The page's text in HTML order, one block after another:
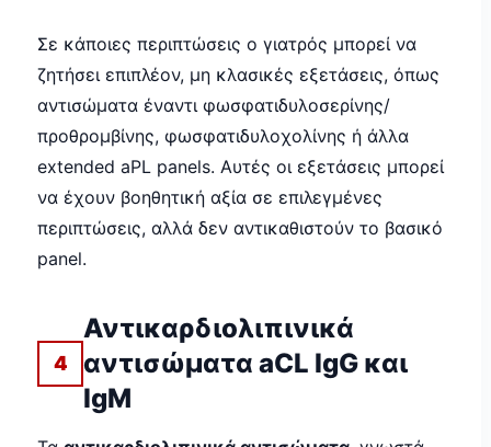
Σε κάποιες περιπτώσεις ο γιατρός μπορεί να
ζητήσει επιπλέον, μη κλασικές εξετάσεις, όπως
αντισώματα έναντι φωσφατιδυλοσερίνης/
προθρομβίνης, φωσφατιδυλοχολίνης ή άλλα
extended aPL panels. Αυτές οι εξετάσεις μπορεί
να έχουν βοηθητική αξία σε επιλεγμένες
περιπτώσεις, αλλά δεν αντικαθιστούν το βασικό
panel.
4
Αντικαρδιολιπινικά
αντισώματα aCL IgG και
IgM